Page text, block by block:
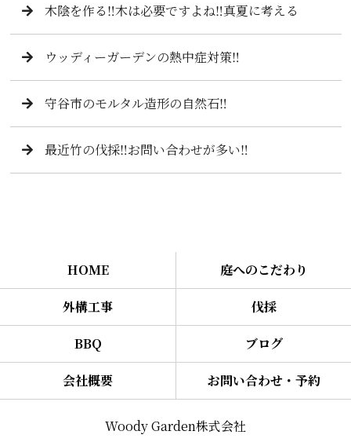
木陰を作る‼️木は必要ですよね‼️真夏に考える
ウッディーガーデンの熱中症対策‼️
守谷市のモルタル造形の自然石‼️
最近竹の伐採‼️お問い合わせが多い‼️
HOME 庭へのこだわり
外構工事 伐採
BBQ ブログ
会社概要 お問い合わせ・予約
Woody Garden株式会社